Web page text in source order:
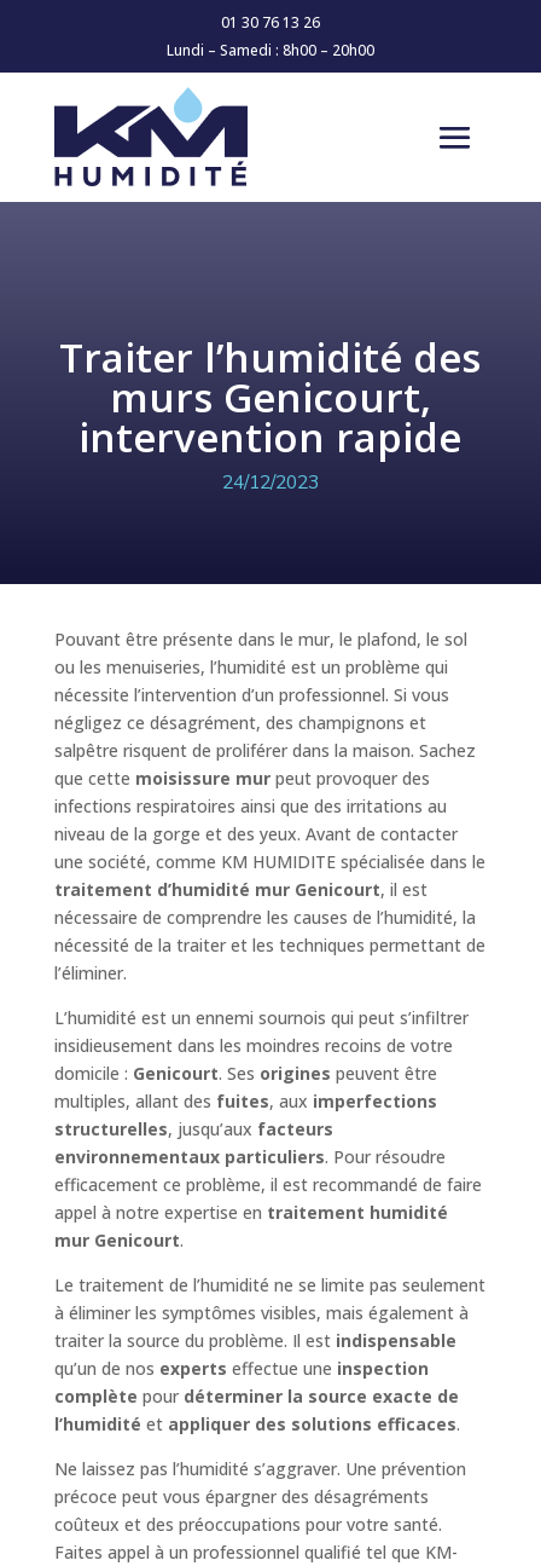
01 30 76 13 26
Lundi – Samedi : 8h00 – 20h00
Traiter l’humidité des
murs Genicourt,
intervention rapide
24/12/2023
Pouvant être présente dans le mur, le plafond, le sol
ou les menuiseries, l’humidité est un problème qui
nécessite l’intervention d’un professionnel. Si vous
négligez ce désagrément, des champignons et
salpêtre risquent de proliférer dans la maison. Sachez
que cette moisissure murpeut provoquer des
infections respiratoires ainsi que des irritations au
niveau de la gorge et des yeux. Avant de contacter
une société, comme KM HUMIDITE spécialisée dans le
traitement d’humidité mur Genicourt, il est
nécessaire de comprendre les causes de l’humidité, la
nécessité de la traiter et les techniques permettant de
l’éliminer.
L’humidité est un ennemi sournois qui peut s’infiltrer
insidieusement dans les moindres recoins de votre
domicile : Genicourt. Ses origines peuvent être
multiples, allant des fuites, aux imperfections
structurelles, jusqu’aux facteurs
environnementaux particuliers. Pour résoudre
efficacement ce problème, il est recommandé de faire
appel à notre expertise en traitement humidité
mur Genicourt.
Le traitement de l’humidité ne se limite pas seulement
à éliminer les symptômes visibles, mais également à
traiter la source du problème. Il est indispensable
qu’un de nos experts effectue une inspection
complète pour déterminer la source exacte de
l’humidité et appliquer des solutions efficaces.
Ne laissez pas l’humidité s’aggraver. Une prévention
précoce peut vous épargner des désagréments
coûteux et des préoccupations pour votre santé.
Faites appel à un professionnel qualifié tel que KM-